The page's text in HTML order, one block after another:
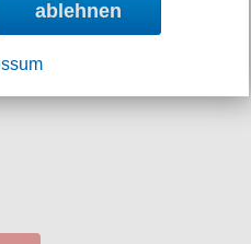
ablehnen